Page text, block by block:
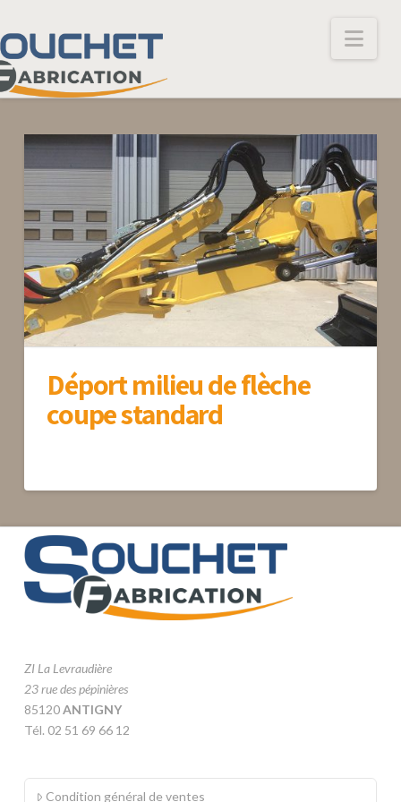
Déport milieu de flèche
coupe standard
ZI La Levraudière
23 rue des pépinières
85120ANTIGNY
Tél. 02 51 69 66 12
Condition général de ventes